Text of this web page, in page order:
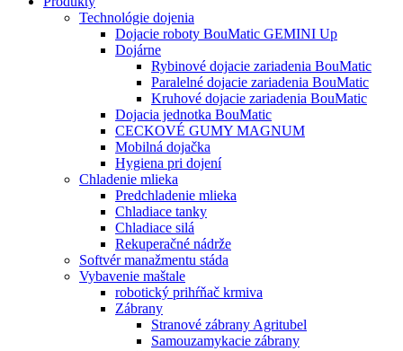
Technológie dojenia
Dojacie roboty BouMatic GEMINI Up
Dojárne
Rybinové dojacie zariadenia BouMatic
Paralelné dojacie zariadenia BouMatic
Kruhové dojacie zariadenia BouMatic
Dojacia jednotka BouMatic
CECKOVÉ GUMY MAGNUM
Mobilná dojačka
Hygiena pri dojení
Chladenie mlieka
Predchladenie mlieka
Chladiace tanky
Chladiace silá
Rekuperačné nádrže
Softvér manažmentu stáda
Vybavenie maštale
robotický prihŕňač krmiva
Zábrany
Stranové zábrany Agritubel
Samouzamykacie zábrany